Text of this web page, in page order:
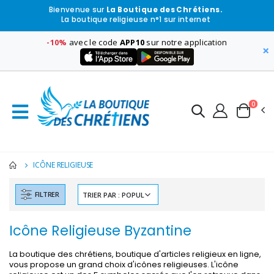
Bienvenue sur La Boutique des Chrétiens.
La boutique religieuse n°1 sur internet
-10% avec le code APP10 sur notre application
×
0
ICÔNE RELIGIEUSE
FILTRER
Icône Religieuse Byzantine
La boutique des chrétiens, boutique d'articles religieux en ligne,
vous propose un grand choix d'icônes religieuses. L'icône